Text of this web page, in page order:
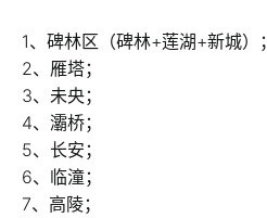
1、碑林区（碑林+莲湖+新城）；
2、雁塔；
3、未央；
4、灞桥；
5、长安；
6、临潼；
7、高陵；